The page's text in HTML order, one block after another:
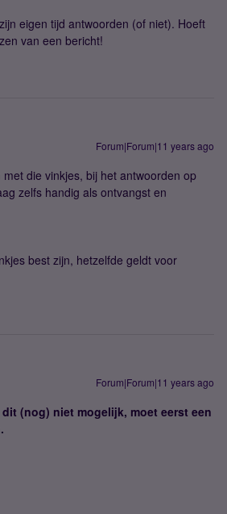
eigen tijd antwoorden (of niet). Hoeft
van een bericht!
Forum|Forum|11 years ago
die vinkjes, bij het antwoorden op
zelfs handig als ontvangst en
best zijn, hetzelfde geldt voor
Forum|Forum|11 years ago
(nog) niet mogelijk, moet eerst een